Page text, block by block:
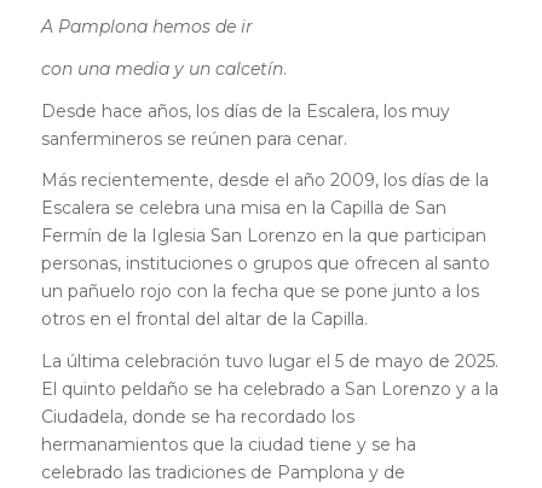
A Pamplona hemos de ir
con una media y un calcetín.
Desde hace años, los días de la Escalera, los muy
sanfermineros se reúnen para cenar.
Más recientemente, desde el año 2009, los días de la
Escalera se celebra una misa en la Capilla de San
Fermín de la Iglesia San Lorenzo en la que participan
personas, instituciones o grupos que ofrecen al santo
un pañuelo rojo con la fecha que se pone junto a los
otros en el frontal del altar de la Capilla.
La última celebración tuvo lugar el 5 de mayo de 2025.
El quinto peldaño se ha celebrado a San Lorenzo y a la
Ciudadela, donde se ha recordado los
hermanamientos que la ciudad tiene y se ha
celebrado las tradiciones de Pamplona y de